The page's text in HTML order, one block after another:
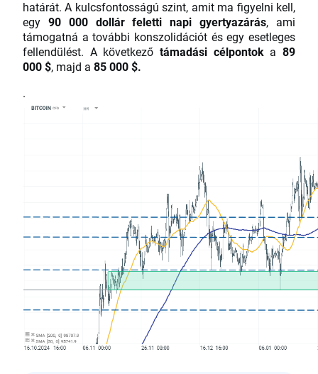
határát. A kulcsfontosságú szint, amit ma figyelni kell,
egy 90 000 dollár feletti napi gyertyazárás, ami
támogatná a további konszolidációt és egy esetleges
fellendülést. A következő támadási célpontoka89
000 $, majd a 85 000 $.
.